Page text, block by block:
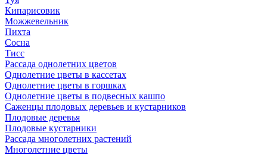
Кипарисовик
Можжевельник
Пихта
Сосна
Тисc
Рассада однолетних цветов
Однолетние цветы в кассетах
Однолетние цветы в горшках
Однолетние цветы в подвесных кашпо
Саженцы плодовых деревьев и кустарников
Плодовые деревья
Плодовые кустарники
Рассада многолетних растений
Многолетние цветы